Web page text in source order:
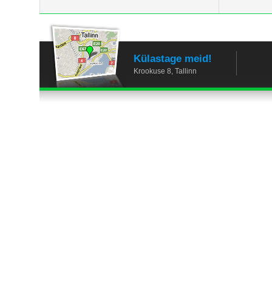
Külastage meid!
Krookuse 8, Tallinn